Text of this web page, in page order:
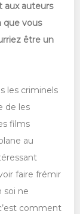
aux auteurs
que vous
être un
les criminels
de les
films
au
faire frémir
soi ne
comment